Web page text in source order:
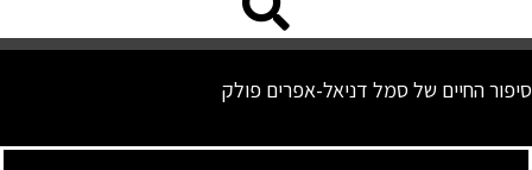
סיפור החיים של סמל דניאל-אפרים פולק